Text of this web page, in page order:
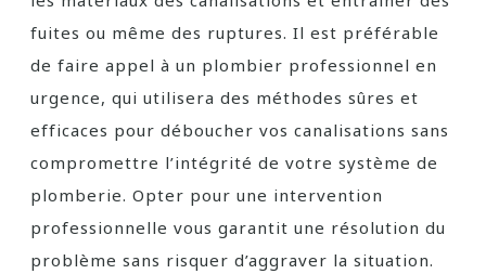
fuites ou même des ruptures. Il est préférable
de faire appel à un plombier professionnel en
urgence, qui utilisera des méthodes sûres et
efficaces pour déboucher vos canalisations sans
compromettre l’intégrité de votre système de
plomberie. Opter pour une intervention
professionnelle vous garantit une résolution du
problème sans risquer d’aggraver la situation.